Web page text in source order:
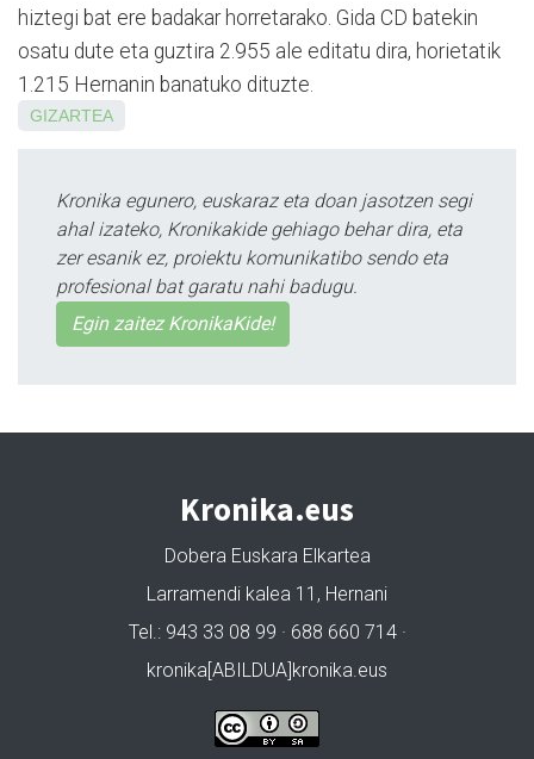
hiztegi bat ere badakar horretarako. Gida CD batekin
osatu dute eta guztira 2.955 ale editatu dira, horietatik
1.215 Hernanin banatuko dituzte.
GIZARTEA
Kronika egunero, euskaraz eta doan jasotzen segi
ahal izateko, Kronikakide gehiago behar dira, eta
zer esanik ez, proiektu komunikatibo sendo eta
profesional bat garatu nahi badugu.
Egin zaitez KronikaKide!
Kronika.eus
Dobera Euskara Elkartea
Larramendi kalea 11, Hernani
Tel.: 943 33 08 99 · 688 660 714 ·
kronika[ABILDUA]kronika.eus